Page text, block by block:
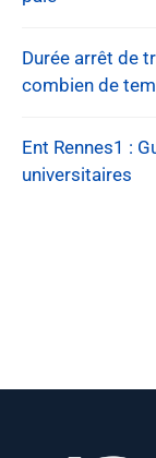
Durée arrêt de
combien de
Ent Rennes1 :
universitaires